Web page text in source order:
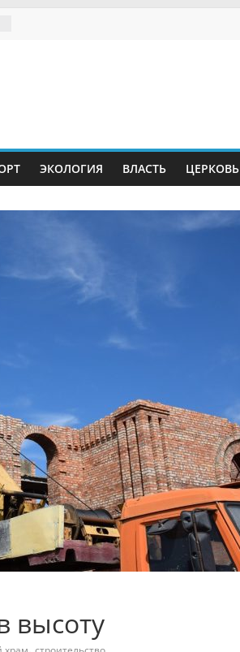
ЭКОЛОГИЯ ВЛАСТЬ ЦЕРКОВЬ
высоту